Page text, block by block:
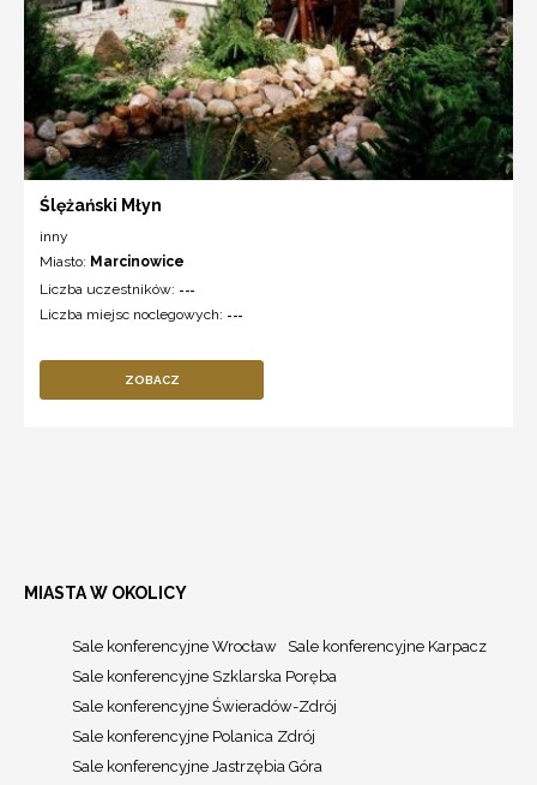
Ślężański Młyn
inny
Miasto: Marcinowice
Liczba uczestników: ---
Liczba miejsc noclegowych: ---
ZOBACZ
MIASTA W OKOLICY
Sale konferencyjne Wrocław
Sale konferencyjne Karpacz
Sale konferencyjne Szklarska Poręba
Sale konferencyjne Świeradów-Zdrój
Sale konferencyjne Polanica Zdrój
Sale konferencyjne Jastrzębia Góra